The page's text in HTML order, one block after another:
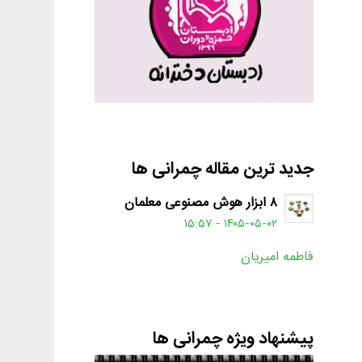
جدید ترین مقاله چمرانی ها
۸ ابزار هوش مصنوعی معلمان
۱۴۰۵-۰۵-۰۲ - ۱۵:۵۷
فاطمه امیریان
پیشنهاد ویژه چمرانی ها